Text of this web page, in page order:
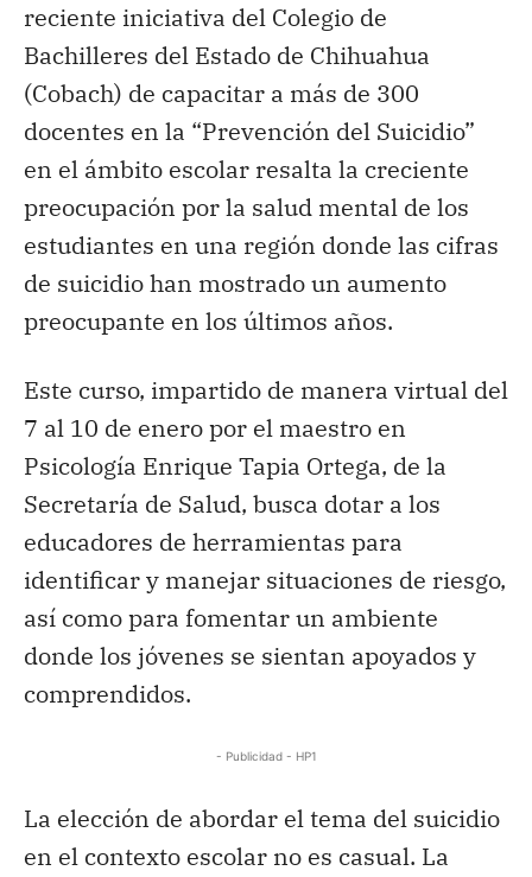
reciente iniciativa del Colegio de
Bachilleres del Estado de Chihuahua
(Cobach) de capacitar a más de 300
docentes en la “Prevención del Suicidio”
en el ámbito escolar resalta la creciente
preocupación por la salud mental de los
estudiantes en una región donde las cifras
de suicidio han mostrado un aumento
preocupante en los últimos años.
Este curso, impartido de manera virtual del
7 al 10 de enero por el maestro en
Psicología Enrique Tapia Ortega, de la
Secretaría de Salud, busca dotar a los
educadores de herramientas para
identificar y manejar situaciones de riesgo,
así como para fomentar un ambiente
donde los jóvenes se sientan apoyados y
comprendidos.
- Publicidad - HP1
La elección de abordar el tema del suicidio
en el contexto escolar no es casual. La